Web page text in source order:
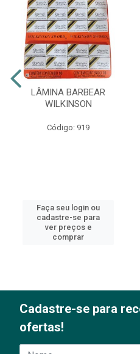
LÂMINA BARBEAR
WILKINSON
Código: 919
Faça seu login ou
cadastre-se para
ver preços e
comprar
Cadastre-se para
ofertas!